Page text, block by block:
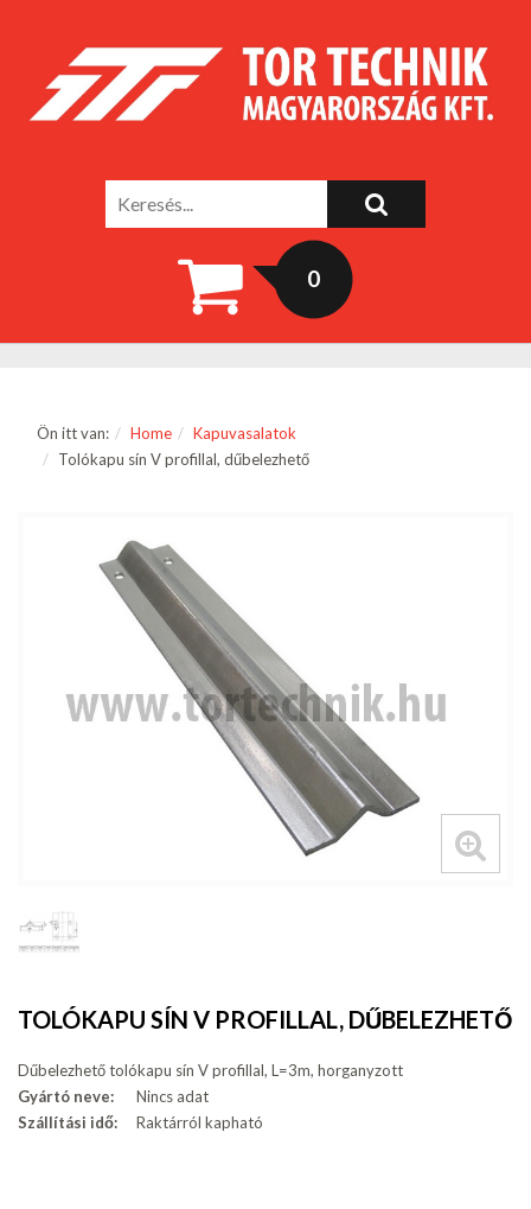
0
Ön itt van: Home
Kapuvasalatok
Tolókapu sín V profillal, dűbelezhető
TOLÓKAPU SÍN V PROFILLAL, DŰBELEZHETŐ
Dűbelezhető tolókapu sín V profillal, L=3m, horganyzott
Gyártó neve:
Nincs adat
Szállítási idő:
Raktárról kapható